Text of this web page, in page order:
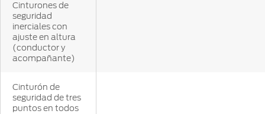
Cinturones de
seguridad
inerciales con
ajuste en altura
(conductor y
acompañante)
Cinturón de
seguridad de tres
puntos en todos